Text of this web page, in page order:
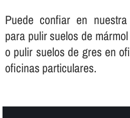
Puede confiar en
para pulir suelos de
o pulir suelos de gres en
oficinas particulares.